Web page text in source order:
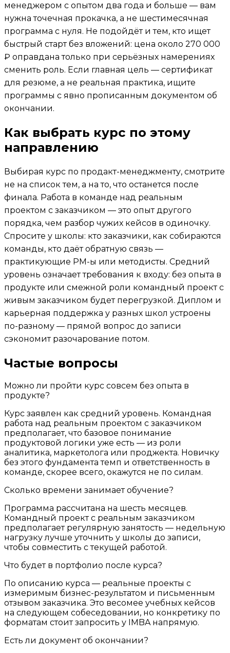
менеджером с опытом два года и больше — вам
нужна точечная прокачка, а не шестимесячная
программа с нуля. Не подойдёт и тем, кто ищет
быстрый старт без вложений: цена около 270 000
₽ оправдана только при серьёзных намерениях
сменить роль. Если главная цель — сертификат
для резюме, а не реальная практика, ищите
программы с явно прописанным документом об
окончании.
Как выбрать курс по этому
направлению
Выбирая курс по продакт-менеджменту, смотрите
не на список тем, а на то, что останется после
финала. Работа в команде над реальным
проектом с заказчиком — это опыт другого
порядка, чем разбор чужих кейсов в одиночку.
Спросите у школы: кто заказчики, как собираются
команды, кто даёт обратную связь —
практикующие PM-ы или методисты. Средний
уровень означает требования к входу: без опыта в
продукте или смежной роли командный проект с
живым заказчиком будет перегрузкой. Диплом и
карьерная поддержка у разных школ устроены
по-разному — прямой вопрос до записи
сэкономит разочарование потом.
Частые вопросы
Можно ли пройти курс совсем без опыта в
продукте?
Курс заявлен как средний уровень. Командная
работа над реальным проектом с заказчиком
предполагает, что базовое понимание
продуктовой логики уже есть — из роли
аналитика, маркетолога или проджекта. Новичку
без этого фундамента темп и ответственность в
команде, скорее всего, окажутся не по силам.
Сколько времени занимает обучение?
Программа рассчитана на шесть месяцев.
Командный проект с реальным заказчиком
предполагает регулярную занятость — недельную
нагрузку лучше уточнить у школы до записи,
чтобы совместить с текущей работой.
Что будет в портфолио после курса?
По описанию курса — реальные проекты с
измеримым бизнес-результатом и письменным
отзывом заказчика. Это весомее учебных кейсов
на следующем собеседовании, но конкретику по
форматам стоит запросить у IMBA напрямую.
Есть ли документ об окончании?